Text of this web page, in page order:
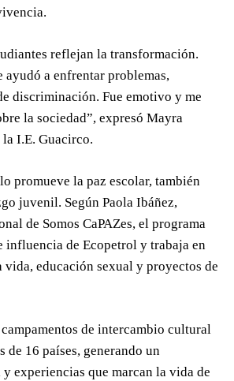
reflejan la transformación.
ayudó a enfrentar problemas,
discriminación. Fue emotivo y me
la sociedad”, expresó Mayra
I.E. Guacirco.
promueve la paz escolar, también
juvenil. Según Paola Ibáñez,
de Somos CaPAZes, el programa
influencia de Ecopetrol y trabaja en
vida, educación sexual y proyectos de
de intercambio cultural
de 16 países, generando un
experiencias que marcan la vida de